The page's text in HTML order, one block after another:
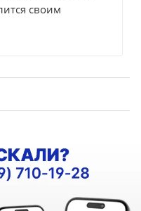
своим